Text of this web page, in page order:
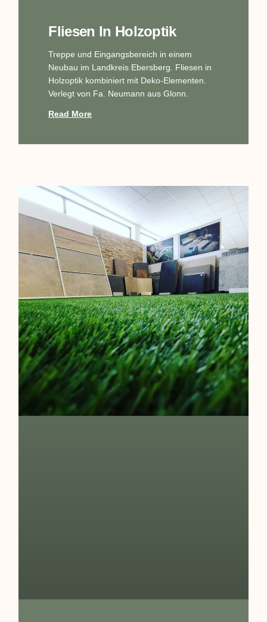
Fliesen In Holzoptik
Treppe und Eingangsbereich in einem
Neubau im Landkreis Ebersberg. Fliesen in
Holzoptik kombiniert mit Deko-Elementen.
Verlegt von Fa. Neumann aus Glonn.
Read More